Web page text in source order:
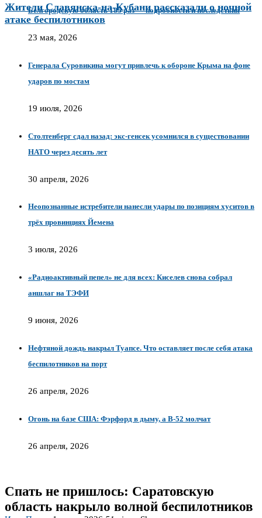
Жители Славянска-на-Кубани рассказали о ночной
атаке беспилотников
Белгородскую область 185 раз — подробности и последствия
23 мая, 2026
Генерала Суровикина могут привлечь к обороне Крыма на фоне
ударов по мостам
19 июля, 2026
Столтенберг сдал назад: экс-генсек усомнился в существовании
НАТО через десять лет
30 апреля, 2026
Неопознанные истребители нанесли удары по позициям хуситов в
трёх провинциях Йемена
3 июля, 2026
«Радиоактивный пепел» не для всех: Киселев снова собрал
аншлаг на ТЭФИ
9 июня, 2026
Нефтяной дождь накрыл Туапсе. Что оставляет после себя атака
беспилотников на порт
26 апреля, 2026
Огонь на базе США: Фэрфорд в дыму, а B-52 молчат
26 апреля, 2026
Спать не пришлось: Саратовскую
область накрыло волной беспилотников